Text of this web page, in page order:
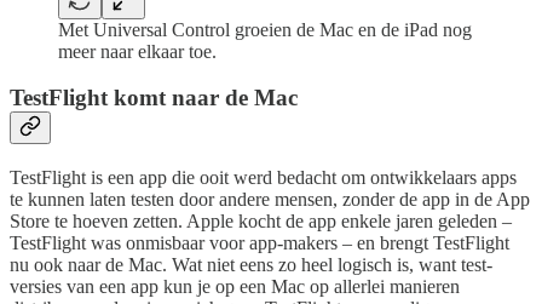
Met Universal Control groeien de Mac en de iPad nog
meer naar elkaar toe.
TestFlight komt naar de Mac
TestFlight is een app die ooit werd bedacht om ontwikkelaars apps
te kunnen laten testen door andere mensen, zonder de app in de App
Store te hoeven zetten. Apple kocht de app enkele jaren geleden –
TestFlight was onmisbaar voor app-makers – en brengt TestFlight
nu ook naar de Mac. Wat niet eens zo heel logisch is, want test-
versies van een app kun je op een Mac op allerlei manieren